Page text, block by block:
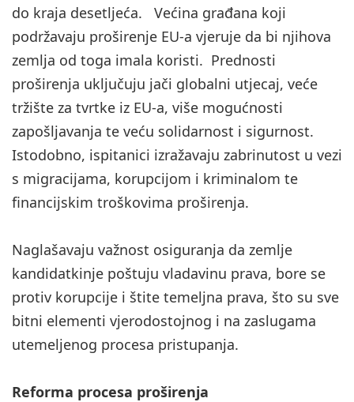
do kraja desetljeća. Većina građana koji
podržavaju proširenje EU-a vjeruje da bi njihova
zemlja od toga imala koristi. Prednosti
proširenja uključuju jači globalni utjecaj, veće
tržište za tvrtke iz EU-a, više mogućnosti
zapošljavanja te veću solidarnost i sigurnost.
Istodobno, ispitanici izražavaju zabrinutost u vezi
s migracijama, korupcijom i kriminalom te
financijskim troškovima proširenja.
Naglašavaju važnost osiguranja da zemlje
kandidatkinje poštuju vladavinu prava, bore se
protiv korupcije i štite temeljna prava, što su sve
bitni elementi vjerodostojnog i na zaslugama
utemeljenog procesa pristupanja.
Reforma procesa proširenja